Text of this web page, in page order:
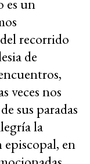
es un
recorrido
de
veces nos
sus paradas
la
en